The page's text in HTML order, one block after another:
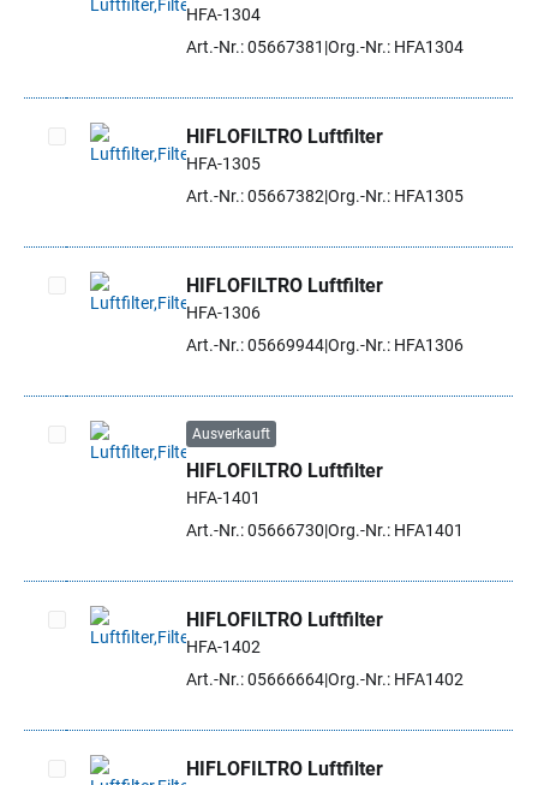
Artikel auswählen
HFA-1304
Art.-Nr.: 05667381 Org.-Nr.: HFA1304
Artikel auswählen
HIFLOFILTRO Luftfilter
HFA-1305
Art.-Nr.: 05667382 Org.-Nr.: HFA1305
Artikel auswählen
HIFLOFILTRO Luftfilter
HFA-1306
Art.-Nr.: 05669944Org.-Nr.: HFA1306
Artikel auswählen
Ausverkauft
HIFLOFILTRO Luftfilter
HFA-1401
Art.-Nr.: 05666730 Org.-Nr.: HFA1401
Artikel auswählen
HIFLOFILTRO Luftfilter
HFA-1402
Art.-Nr.: 05666664Org.-Nr.: HFA1402
HIFLOFILTRO Luftfilter